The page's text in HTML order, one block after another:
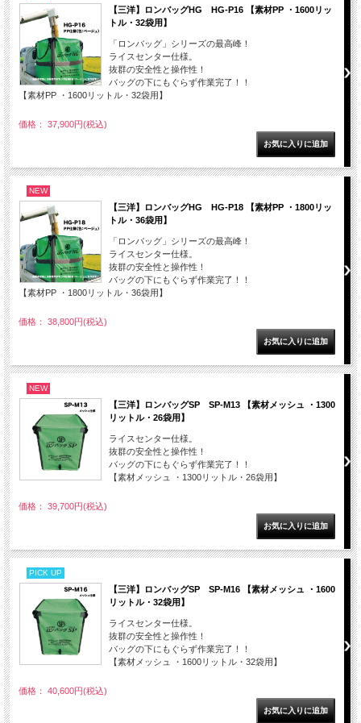
【三洋】ロンバッグHG HG-P16 【素材PP ・1600リッ
トル・32袋用】
「ロンバッグ」シリーズの最高峰！
ライスセンター仕様。
抜群の安全性と操作性！
バッグの下にもぐらず作業完了！！
【素材PP ・1600リットル・32袋用】
価格： 37,900円(税込)
NEW
【三洋】ロンバッグHG HG-P18 【素材PP ・1800リッ
トル・36袋用】
「ロンバッグ」シリーズの最高峰！
ライスセンター仕様。
抜群の安全性と操作性！
バッグの下にもぐらず作業完了！！
【素材PP ・1800リットル・36袋用】
価格： 38,800円(税込)
NEW
【三洋】ロンバッグSP SP-M13 【素材メッシュ ・1300
リットル・26袋用】
ライスセンター仕様。
抜群の安全性と操作性！
バッグの下にもぐらず作業完了！！
【素材メッシュ ・1300リットル・26袋用】
価格： 39,700円(税込)
PICK UP
【三洋】ロンバッグSP SP-M16 【素材メッシュ ・1600
リットル・32袋用】
ライスセンター仕様。
抜群の安全性と操作性！
バッグの下にもぐらず作業完了！！
【素材メッシュ ・1600リットル・32袋用】
価格： 40,600円(税込)